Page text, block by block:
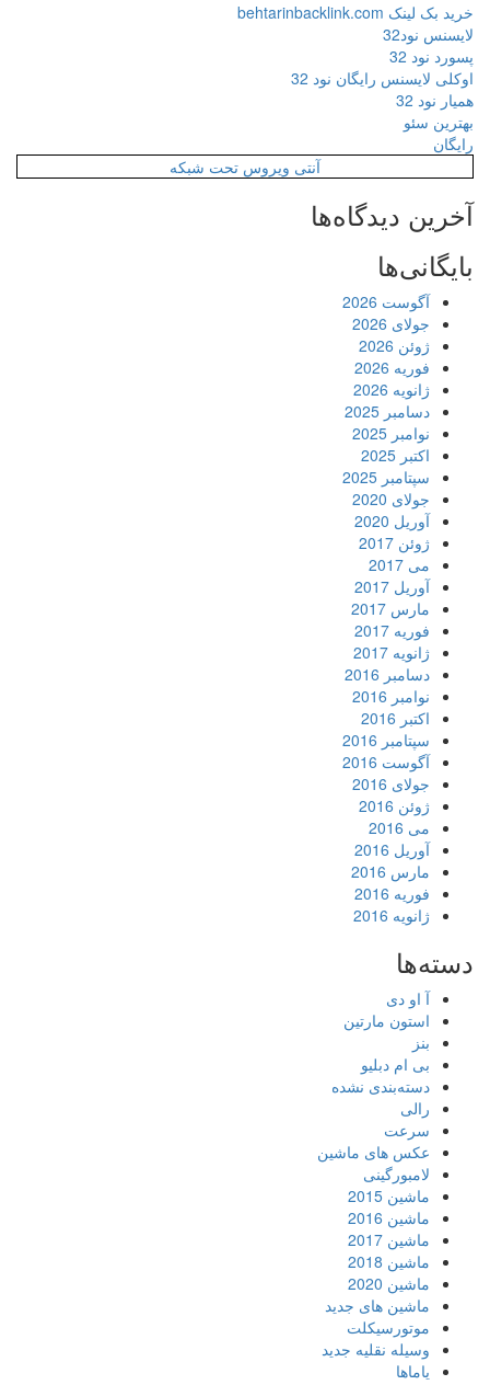
خرید بک لینک behtarinbacklink.com
لایسنس نود32
پسورد نود 32
اوکلی لایسنس رایگان نود 32
همیار نود 32
بهترین سئو
رایگان
آنتی ویروس تحت شبکه
آخرین دیدگاه‌ها
بایگانی‌ها
آگوست 2026
جولای 2026
ژوئن 2026
فوریه 2026
ژانویه 2026
دسامبر 2025
نوامبر 2025
اکتبر 2025
سپتامبر 2025
جولای 2020
آوریل 2020
ژوئن 2017
می 2017
آوریل 2017
مارس 2017
فوریه 2017
ژانویه 2017
دسامبر 2016
نوامبر 2016
اکتبر 2016
سپتامبر 2016
آگوست 2016
جولای 2016
ژوئن 2016
می 2016
آوریل 2016
مارس 2016
فوریه 2016
ژانویه 2016
دسته‌ها
آ او دی
استون مارتین
بنز
بی ام دبلیو
دسته‌بندی نشده
رالی
سرعت
عکس های ماشین
لامبورگینی
ماشین 2015
ماشین 2016
ماشین 2017
ماشین 2018
ماشین 2020
ماشین های جدید
موتورسیکلت
وسیله نقلیه جدید
یاماها